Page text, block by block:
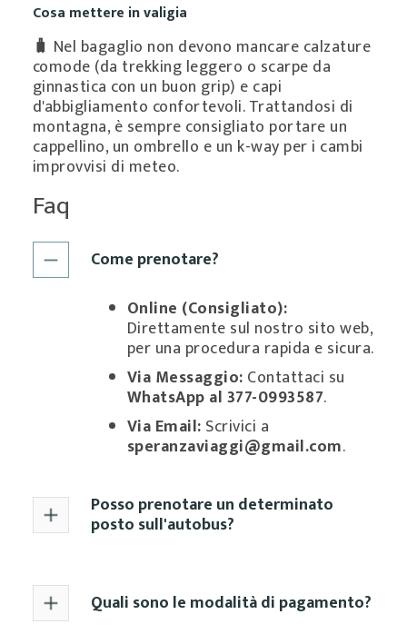
Cosa mettere in valigia
🧳 Nel bagaglio non devono mancare calzature
comode (da trekking leggero o scarpe da
ginnastica con un buon grip) e capi
d'abbigliamento confortevoli. Trattandosi di
montagna, è sempre consigliato portare un
cappellino, un ombrello e un k-way per i cambi
improvvisi di meteo.
Faq
Come prenotare?
Online (Consigliato):
Direttamente sul nostro sito web,
per una procedura rapida e sicura.
Via Messaggio: Contattaci su
WhatsApp al 377-0993587.
Via Email: Scrivici a
speranzaviaggi@gmail.com.
Posso prenotare un determinato
posto sull'autobus?
Quali sono le modalità di pagamento?